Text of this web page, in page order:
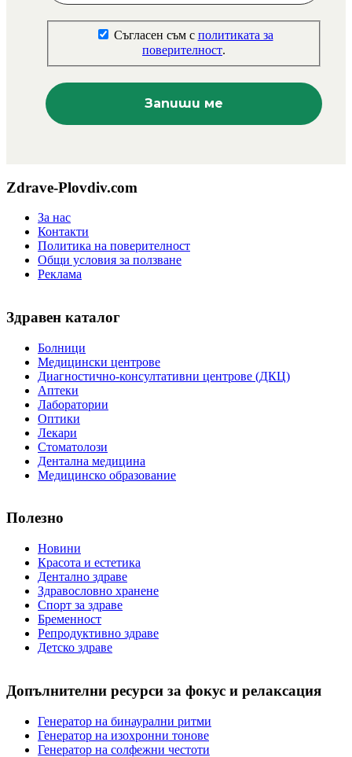
Съгласен съм с политиката за
поверителност.
Zdrave-Plovdiv.com
За нас
Контакти
Политика на поверителност
Общи условия за ползване
Реклама
Здравен каталог
Болници
Медицински центрове
Диагностично-консултативни центрове (ДКЦ)
Аптеки
Лаборатории
Оптики
Лекари
Стоматолози
Дентална медицина
Медицинско образование
Полезно
Новини
Красота и естетика
Дентално здраве
Здравословно хранене
Спорт за здраве
Бременност
Репродуктивно здраве
Детско здраве
Допълнителни ресурси за фокус и релаксация
Генератор на бинаурални ритми
Генератор на изохронни тонове
Генератор на солфежни честоти